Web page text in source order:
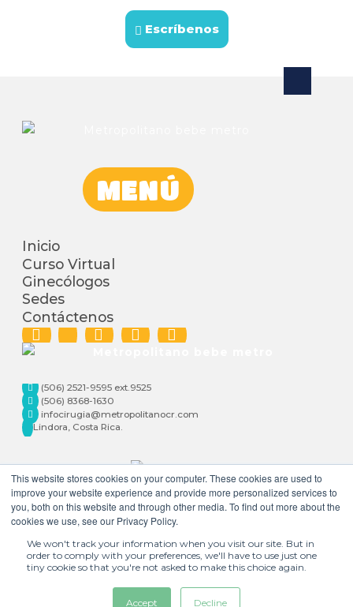
This website stores cookies on your computer. These cookies are used to
improve your website experience and provide more personalized services to
you, both on this website and through other media. To find out more about the
cookies we use, see our Privacy Policy.
We won't track your information when you visit our site. But in
order to comply with your preferences, we'll have to use just one
tiny cookie so that you're not asked to make this choice again.
Accept Decline
Escríbenos
MENÚ
Inicio
Curso Virtual
Ginecólogos
Sedes
Contáctenos
(506) 2521-9595 ext.9525
(506) 8368-1630
infocirugia@metropolitanocr.com
Lindora, Costa Rica.
+506 2521-9595 |